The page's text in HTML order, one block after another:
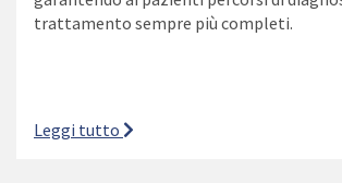
trattamento sempre più completi.
Leggi tutto